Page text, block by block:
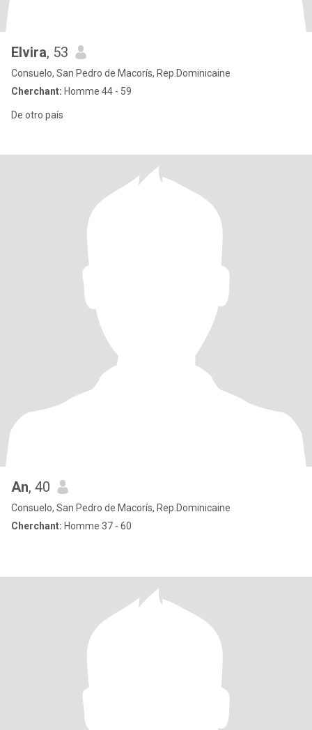
Elvira, 53
Consuelo, San Pedro de Macorís, Rep.Dominicaine
Cherchant: Homme 44 - 59
De otro país
An, 40
Consuelo, San Pedro de Macorís, Rep.Dominicaine
Cherchant: Homme 37 - 60